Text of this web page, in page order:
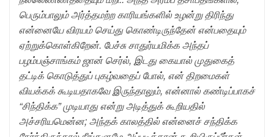
பெரும்பாலும் அர்த்தமற்ற காரியங்களில் உழன்று திரிந்து
என்னையே விரயம் செய்து கொண்டிருந்தேன் என்பதையும்
ஏற்றுக்கொள்கிறேன். பேச்சு சாதுர்யமிக்க அந்தப்
பழம்பஞ்சாங்கம் ஜான் செர்ல், இடது கையால் முதுகைத்
தட்டிக் கொடுத்துப் புகழ்வதைப் போல், என் திறமைகள்
வியக்கக் கூடியதாகவே இருந்தாலும், என்னால் கண்டிப்பாகச்
“சிந்திக்க” முடியாது என்று அடித்துக் கூறியதில்
அச்சரியமென்ன; அந்தக் காலத்தில் என்னைச் சந்திக்க